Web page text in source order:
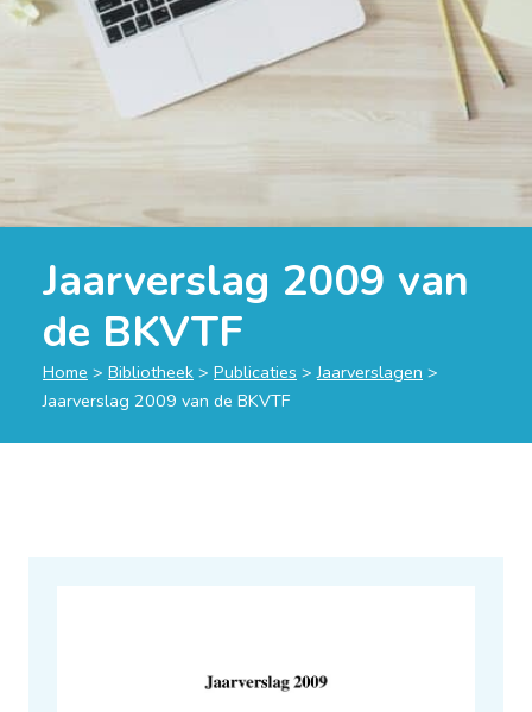
Jaarverslag 2009 van
de BKVTF
Home > Bibliotheek > Publicaties >Jaarverslagen >
Jaarverslag 2009 van de BKVTF